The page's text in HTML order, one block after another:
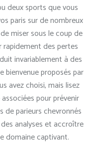
deux sports que vous
paris sur de nombreux
miser sous le coup de
des pertes
invariablement à des
bienvenue proposés par
avez choisi, mais lisez
pour prévenir
de parieurs chevronnés
analyses et accroître
domaine captivant.